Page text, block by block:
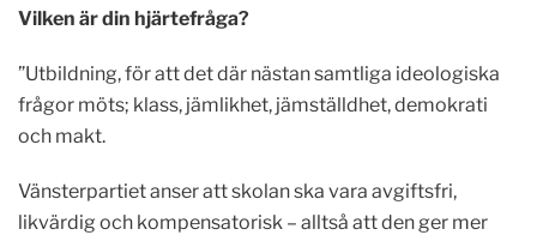
Vilken är din hjärtefråga?
”Utbildning, för att det där nästan samtliga ideologiska
frågor möts; klass, jämlikhet, jämställdhet, demokrati
och makt.
Vänsterpartiet anser att skolan ska vara avgiftsfri,
likvärdig och kompensatorisk – alltså att den ger mer